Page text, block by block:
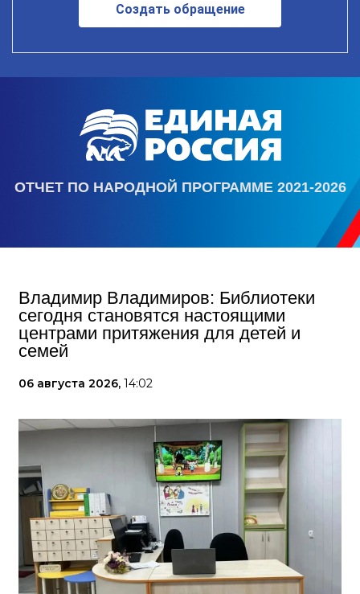
Создать обращение
ОТЧЕТ ПО НАРОДНОЙ ПРОГРАММЕ 2021-2026
Владимир Владимиров: Библиотеки
сегодня становятся настоящими
центрами притяжения для детей и
семей
06 августа 2026, 14:02